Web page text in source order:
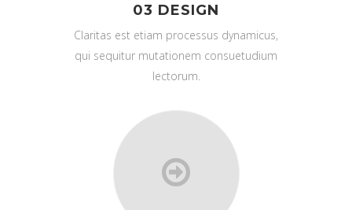
03 DESIGN
Claritas est etiam processus dynamicus,
qui sequitur mutationem consuetudium
lectorum.